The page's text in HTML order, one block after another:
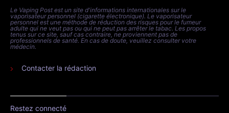
Le Vaping Post est un site d'informations internationales sur le
vaporisateur personnel (cigarette électronique). Le vaporisateur
personnel est une méthode de réduction des risques pour le fumeur
adulte qui ne veut pas ou qui ne peut pas arrêter le tabac. Les propos
tenus sur ce site, sauf cas contraire, ne proviennent pas de
professionnels de santé. En cas de doute, veuillez consulter votre
médecin.
Contacter la rédaction
Restez connecté